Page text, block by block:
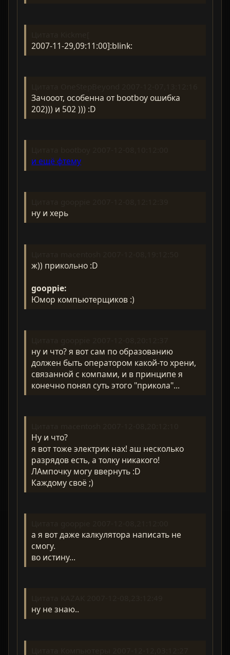
2007-11-29,09:11:00]:blink:
Зачооот, особенна от bootboy ошибка
202))) и 502 ))) :D
и ещё фтему
ну и херь
ж)) прикольно :D
gooppie:
Юмор компьютерщиков :)
ну и что? я вот сам по образованию
должен быть оператором какой-то хрени,
связанной с компами, и в принципе я
конечно понял суть этого "прикола"...
Ну и что?
я вот тоже электрик нах! аш несколько
разрядов есть, а толку никакого!
ЛАмпочку могу ввернуть :D
Каждому своё ;)
а я вот даже калкулятора написать не
смогу.
во истину...
ну не знаю..